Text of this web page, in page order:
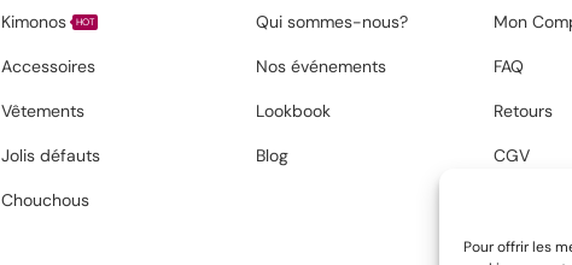
Pour offrir les
Kimonos HOT
Accessoires
Vêtements
Jolis défauts
Chouchous
Qui sommes-nous?
Nos événements
Lookbook
Blog
Mon
FAQ
Retours
CGV